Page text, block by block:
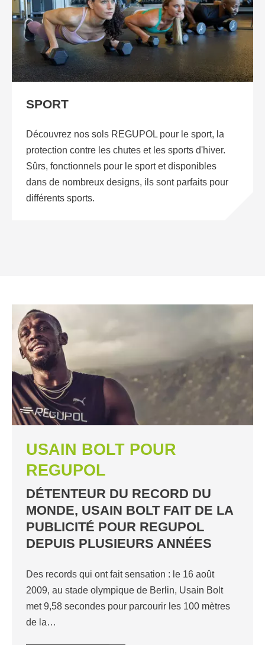
ACOUSTIQUE
Découvrez nos solutions de protection contre le
bruit et les vibrations pour bâtiments résidentiels,
commerciaux, applications industrielles et la
USAIN BOLT POUR
REGUPOL
DÉTENTEUR DU RECORD DU
MONDE, USAIN BOLT FAIT DE LA
PUBLICITÉ POUR REGUPOL
DEPUIS PLUSIEURS ANNÉES
Des records qui ont fait sensation : le 16 août
2009, au stade olympique de Berlin, Usain Bolt
met 9,58 secondes pour parcourir les 100 mètres
de la…